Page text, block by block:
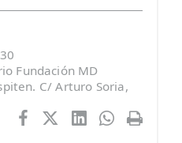
Fundación MD
C/ Arturo Soria,